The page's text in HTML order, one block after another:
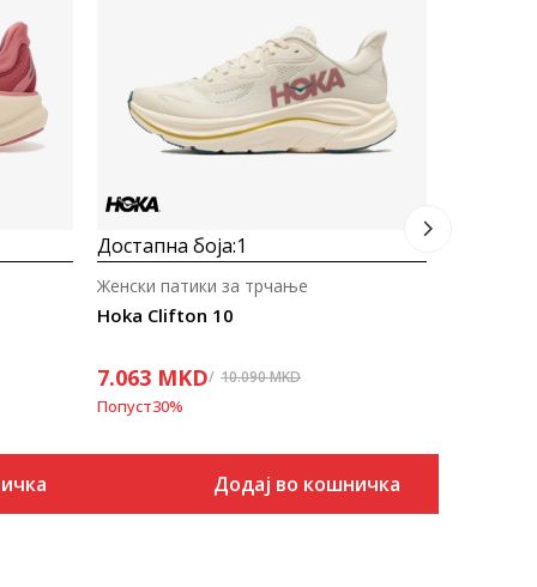
Достапна боја:1
Hoka Clifton 10
Женски патики за трчање
7.063 MKD 10.090MKD
Попуст30%
Додај во кошничка